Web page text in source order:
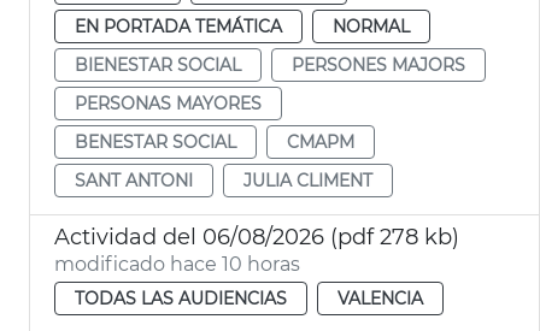
EN PORTADA TEMÁTICA
NORMAL
BIENESTAR SOCIAL
PERSONES MAJORS
PERSONAS MAYORES
BENESTAR SOCIAL
CMAPM
SANT ANTONI
JULIA CLIMENT
Actividad del 06/08/2026 (pdf 278 kb)
modificado hace 10 horas
TODAS LAS AUDIENCIAS VALENCIA